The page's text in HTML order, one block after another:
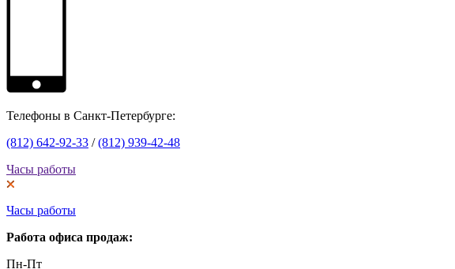
Телефоны в Санкт-Петербурге:
(812) 642-92-33 /(812) 939-42-48
Часы работы
Часы работы
Работа офиса продаж:
Пн-Пт